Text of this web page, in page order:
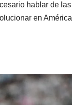
hablar de
en